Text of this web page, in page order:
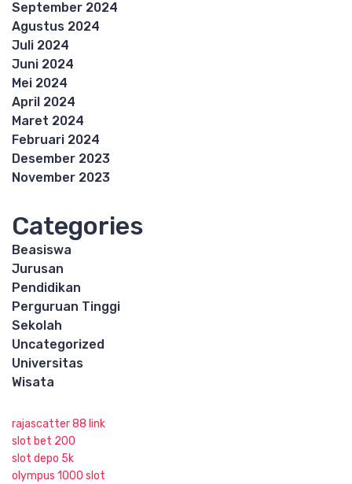
September 2024
Agustus 2024
Juli 2024
Juni 2024
Mei 2024
April 2024
Maret 2024
Februari 2024
Desember 2023
November 2023
Categories
Beasiswa
Jurusan
Pendidikan
Perguruan Tinggi
Sekolah
Uncategorized
Universitas
Wisata
rajascatter 88 link
slot bet 200
slot depo 5k
olympus 1000 slot